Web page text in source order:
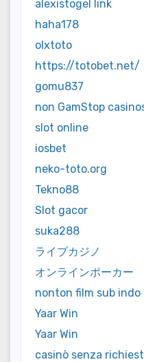
alexistogel link
haha178
olxtoto
https://totobet.net/
gomu837
non GamStop
slot online
iosbet
neko-toto.org
Tekno88
Slot gacor
suka288
ライブカジノ
オンラインポーカー
nonton film sub indo
Yaar Win
Yaar Win
casinò senza